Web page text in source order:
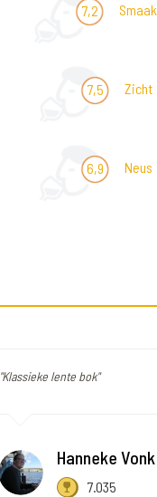
7,2 Smaak
7,5 Zicht
6,9 Neus
"Klassieke lente bok"
Hanneke Vonk
7.035